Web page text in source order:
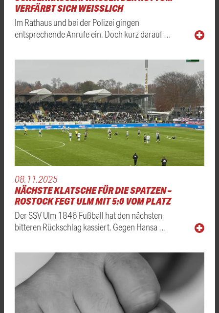
VERFÄRBT SICH WEISSLICH
Im Rathaus und bei der Polizei gingen
entsprechende Anrufe ein. Doch kurz darauf …
08.11.2025
NÄCHSTE KLATSCHE FÜR DIE SPATZEN –
ROSTOCK FEGT ULM MIT 5:0 VOM PLATZ
Der SSV Ulm 1846 Fußball hat den nächsten
bitteren Rückschlag kassiert. Gegen Hansa …